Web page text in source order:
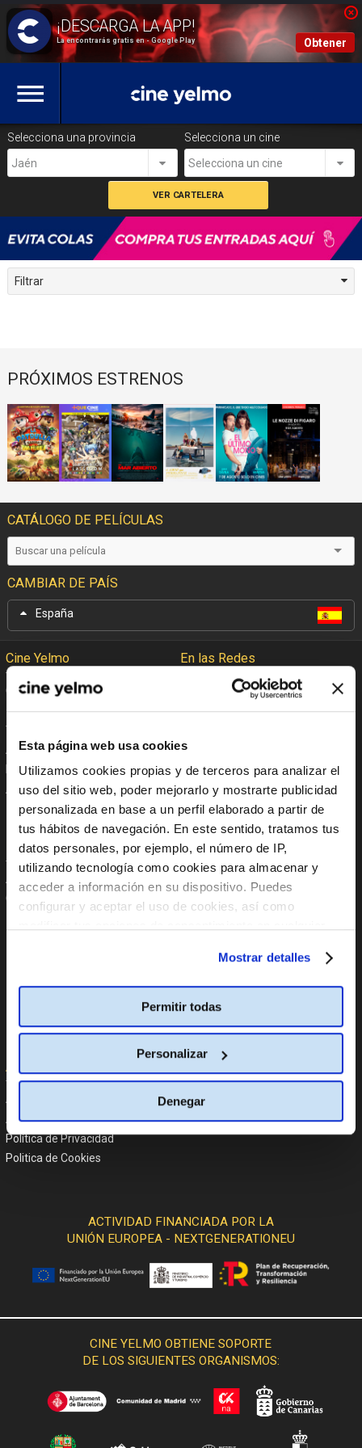
La encontrarás gratis en - Google Play Obtener
Esta página web usa cookies
Utilizamos cookies propias y de terceros para analizar el
uso del sitio web, poder mejorarlo y mostrarte publicidad
personalizada en base a un perfil elaborado a partir de
tus hábitos de navegación. En este sentido, tratamos tus
datos personales, por ejemplo, el número de IP,
utilizando tecnología como cookies para almacenar y
acceder a información en su dispositivo. Puedes
configurar y aceptar el uso de cookies, así como
Mostrar detalles
Permitir todas
Personalizar
Denegar
Selecciona una provincia
Jaén
Selecciona un cine
Selecciona un cine
Filtrar
PRÓXIMOS ESTRENOS
CATÁLOGO DE PELÍCULAS
CAMBIAR DE PAÍS
España
Cine Yelmo
Garantía Cine Yelmo
+Que Cine
Trabaja con nosotros
Anúnciate en Cine Yelmo
Reservas de colegios
Apoyo Institucional
En las Redes
Twitter
Tik Tok
YouTube
Linkedin
Aplicaciones móviles
En tu Móvil
App Store
Google Play
Políticas
anticorrupción
Política Global de Protección
Política Global de Diversidad,
No Discriminación y No Acoso
Línea de Denuncia
Informe PCbCR
Ayuda
Atención al cliente
Aviso Legal
Política de Privacidad
Politica de Cookies
ACTIVIDAD FINANCIADA POR LA
UNIÓN EUROPEA - NEXTGENERATIONEU
CINE YELMO OBTIENE SOPORTE
DE LOS SIGUIENTES ORGANISMOS: